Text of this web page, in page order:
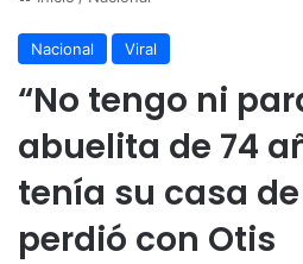
Nacional Viral
“No tengo ni
abuelita de 74
tenía su casa
perdió con Otis